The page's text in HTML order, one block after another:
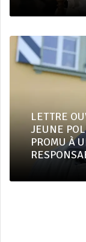
LETTRE
JEUNE
PROMU À